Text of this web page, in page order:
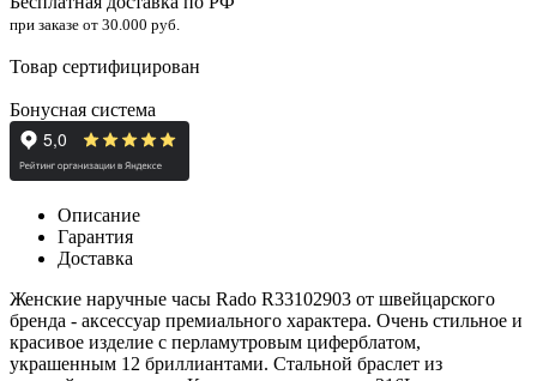
при заказе от 30.000 руб.
Товар сертифицирован
Бонусная система
Описание
Гарантия
Доставка
Женские наручные часы Rado R33102903 от швейцарского
бренда - аксессуар премиального характера. Очень стильное и
красивое изделие с перламутровым циферблатом,
украшенным 12 бриллиантами. Стальной браслет из